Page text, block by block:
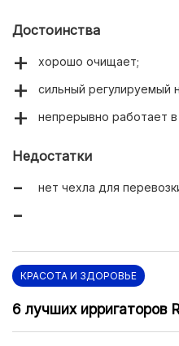
Достоинства
хорошо очищает;
сильный регулируемый
непрерывно работает в
Недостатки
нет чехла для
КРАСОТА И ЗДОРОВЬЕ
6 лучших ирригаторов